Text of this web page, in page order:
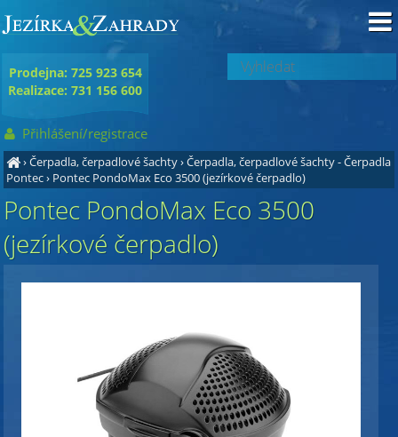
›Čerpadla, čerpadlové šachty›Čerpadla, čerpadlové šachty - Čerpadla
Pontec› Pontec PondoMax Eco 3500 (jezírkové čerpadlo)
Pontec PondoMax Eco 3500
(jezírkové čerpadlo)
Prodejna: 725 923 654
Realizace: 731 156 600
Přihlášení/registrace